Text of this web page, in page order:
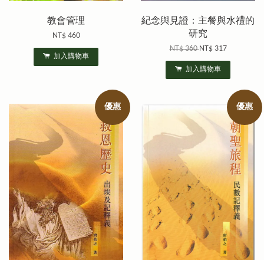
教會管理
NT$ 460
加入購物車
紀念與見證：主餐與水禮的
研究
NT$ 360NT$ 317
加入購物車
優惠 優惠